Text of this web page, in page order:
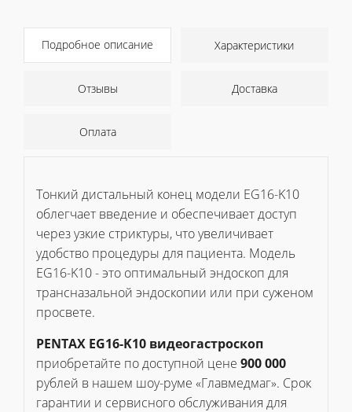
Подробное описание Характеристики
Отзывы Доставка
Оплата
Тонкий дистальный конец модели EG16-K10
облегчает введение и обеспечивает доступ
через узкие стриктуры, что увеличивает
удобство процедуры для пациента. Модель
EG16-K10 - это оптимальный эндоскоп для
трансназальной эндоскопии или при суженом
просвете.
PENTAX EG16-K10 видеогастроскоп
приобретайте по доступной цене 900 000
рублей в нашем шоу-руме «Главмедмаг». Срок
гарантии и сервисного обслуживания для